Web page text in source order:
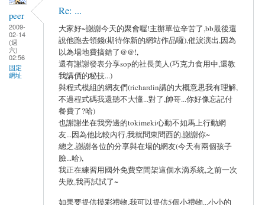
peer
2009-
02-14
(週
六)
02:56
固定
網址
Re: ...
大家好~謝謝今天的聚會喔!主辦單位辛苦了,bb最後還
說他跑去領錢(期待你新的網站作品囉),催淚演出,因為
以為場地費搞錯了@@!,
還有謝謝發表分享sop的社長美人(巧克力食用中,還教
我講價的秘技...)
與程式模組的網友們(richardin講的大概意思我有理解,
不過程式碼我還聽不大懂...對了,帥哥...你好像忘記付
餐費了?哈)
也謝謝坐在我旁邊的tokimeki心動不如馬上行動網
友...因為他比較內行,我就問東問西的,謝謝你~
總之,謝謝各位的分享與在場的網友(今天有兩個孩子
臉...哈),
我正在練習用國外免費空間架這個水滴系統,之前一次
失敗,我再試試了~
如果要提供摸彩禮物,我可以提供5個小禮物...小小的